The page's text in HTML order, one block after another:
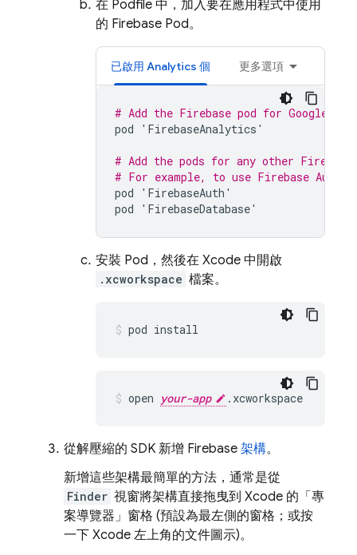
在 Podfile 中，加入要在應用程式中使用
的 Firebase Pod。
已啟用 Analytics 個 更多選項
# Add the Firebase pod for Google
pod
' FirebaseAnalytics '
# Add the pods for any other
# For example, to use Firebase
pod
' FirebaseAuth '
pod
' FirebaseDatabase'
安裝 Pod，然後在 Xcode 中開啟
.xcworkspace 檔案。
pod install
open your-app .xcworkspace
從解壓縮的 SDK 新增 Firebase 架構。
新增這些架構最簡單的方法，通常是從
Finder 視窗將架構直接拖曳到 Xcode 的「專
案導覽器」 窗格 (預設為最左側的窗格；或按
一下 Xcode 左上角的文件圖示)。